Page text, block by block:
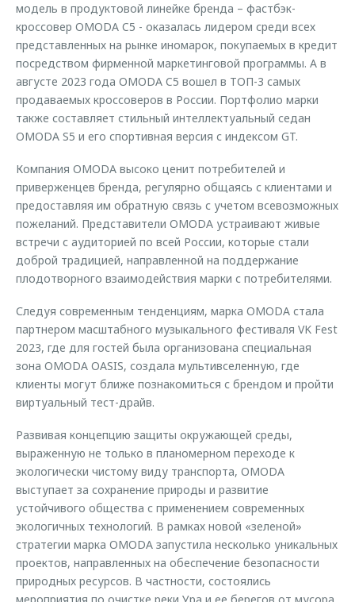
модель в продуктовой линейке бренда – фастбэк-
кроссовер OMODA C5 - оказалась лидером среди всех
представленных на рынке иномарок, покупаемых в кредит
посредством фирменной маркетинговой программы. А в
августе 2023 года OMODA C5 вошел в ТОП-3 самых
продаваемых кроссоверов в России. Портфолио марки
также составляет стильный интеллектуальный седан
OMODA S5 и его спортивная версия с индексом GT.
Компания OMODA высоко ценит потребителей и
приверженцев бренда, регулярно общаясь с клиентами и
предоставляя им обратную связь с учетом всевозможных
пожеланий. Представители OMODA устраивают живые
встречи с аудиторией по всей России, которые стали
доброй традицией, направленной на поддержание
плодотворного взаимодействия марки с потребителями.
Следуя современным тенденциям, марка OMODA стала
партнером масштабного музыкального фестиваля VK Fest
2023, где для гостей была организована специальная
зона OMODA OASIS, создала мультивселенную, где
клиенты могут ближе познакомиться с брендом и пройти
виртуальный тест-драйв.
Развивая концепцию защиты окружающей среды,
выраженную не только в планомерном переходе к
экологически чистому виду транспорта, OMODA
выступает за сохранение природы и развитие
устойчивого общества с применением современных
экологичных технологий. В рамках новой «зеленой»
стратегии марка OMODA запустила несколько уникальных
проектов, направленных на обеспечение безопасности
природных ресурсов. В частности, состоялись